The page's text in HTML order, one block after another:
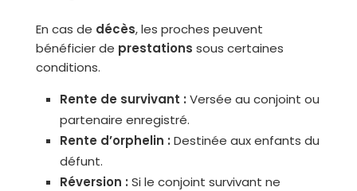
En cas de décès, les proches peuvent
bénéficier de prestations sous certaines
conditions.
Rente de survivant : Versée au conjoint ou
partenaire enregistré.
Rente d’orphelin : Destinée aux enfants du
défunt.
Réversion : Si le conjoint survivant ne